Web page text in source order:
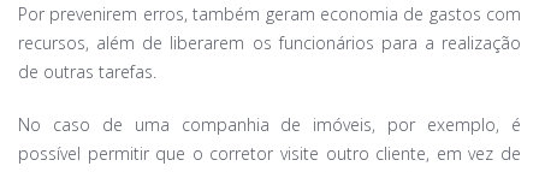
Por prevenirem erros, também geram economia de gastos com
recursos, além de liberarem os funcionários para a realização
de outras tarefas.
No caso de uma companhia de imóveis, por exemplo, é
possível permitir que o corretor visite outro cliente, em vez de